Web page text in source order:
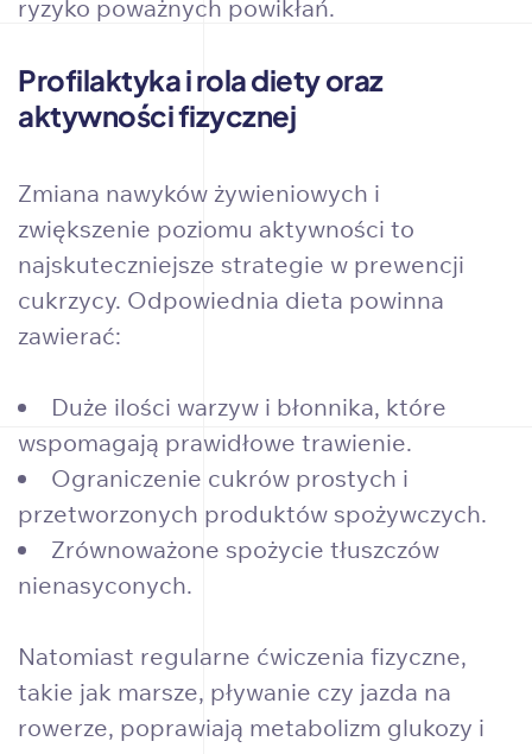
ryzyko poważnych powikłań.
Profilaktyka i rola diety oraz
aktywności fizycznej
Zmiana nawyków żywieniowych i
zwiększenie poziomu aktywności to
najskuteczniejsze strategie w prewencji
cukrzycy. Odpowiednia dieta powinna
zawierać:
Duże ilości warzyw i błonnika, które
wspomagają prawidłowe trawienie.
Ograniczenie cukrów prostych i
przetworzonych produktów spożywczych.
Zrównoważone spożycie tłuszczów
nienasyconych.
Natomiast regularne ćwiczenia fizyczne,
takie jak marsze, pływanie czy jazda na
rowerze, poprawiają metabolizm glukozy i